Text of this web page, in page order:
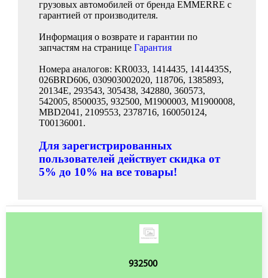
грузовых автомобилей от бренда EMMERRE с
гарантией от производителя.
Информация о возврате и гарантии по
запчастям на странице Гарантия
Номера аналогов: KR0033, 1414435, 1414435S,
026BRD606, 030903002020, 118706, 1385893,
20134E, 293543, 305438, 342880, 360573,
542005, 8500035, 932500, M1900003, M1900008,
MBD2041, 2109553, 2378716, 160050124,
T00136001.
Для зарегистрированных
пользователей действует скидка от
5% до 10% на все товары!
932500